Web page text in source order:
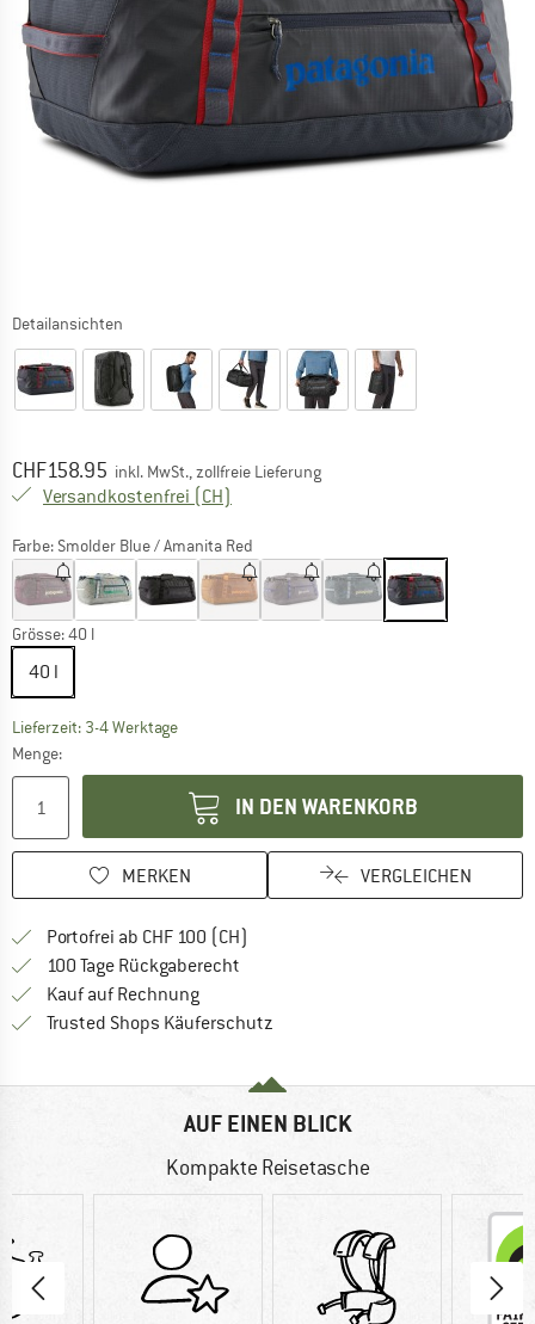
Detailansichten
Preis:
CHF158.95 inkl. MwSt., zollfreie Lieferung
Versandkostenfrei (CH)
Farbe: Smolder Blue / Amanita Red
Grösse:40 l
40 l
Lieferzeit: 3-4 WerktageDer Link öffnet sich in einer Infobox und
Menge:
IN DEN WARENKORB
MERKEN VERGLEICHEN
Portofrei ab CHF 100 (CH)
100 Tage Rückgaberecht
Kauf auf RechnungFinde die Zahlungs-Infos hier! Öffnet
Trusted Shops Käuferschutz
AUF EINEN BLICK
Kompakte Reisetasche